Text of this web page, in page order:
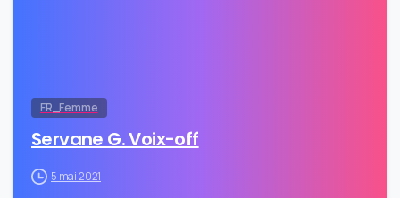
FR_Femme
Servane G. Voix-off
5 mai 2021